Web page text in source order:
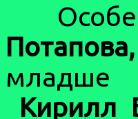
младше
Кирилл